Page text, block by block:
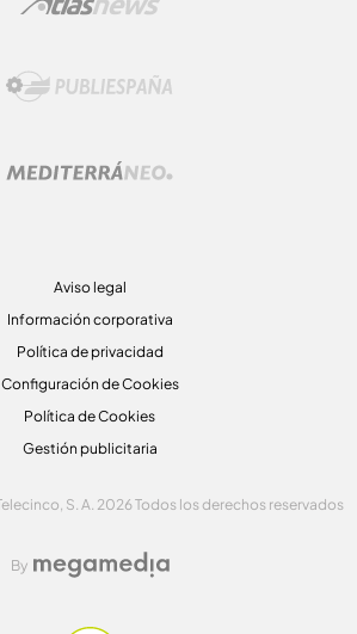
Aviso legal
Información corporativa
Política de privacidad
Configuración de Cookies
Política de Cookies
Gestión publicitaria
S. A. 2026 Todos los derechos reservados
By